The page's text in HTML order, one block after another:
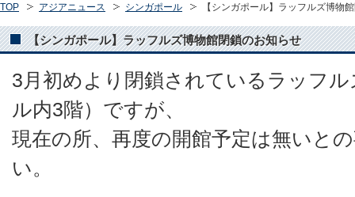
TOP アジアニュース シンガポール 【シンガポール】ラッフルズ博物
【シンガポール】ラッフルズ博物館閉鎖のお知らせ
3月初めより閉鎖されているラッフ
ル内3階）ですが、
現在の所、再度の開館予定は無いと
い。